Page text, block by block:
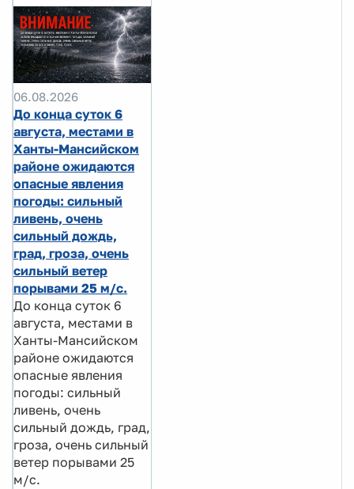
06.08.2026
До конца суток 6
августа, местами в
Ханты-Мансийском
районе ожидаются
опасные явления
погоды: сильный
ливень, очень
сильный дождь,
град, гроза, очень
сильный ветер
порывами 25 м/с.
До конца суток 6
августа, местами в
Ханты-Мансийском
районе ожидаются
опасные явления
погоды: сильный
ливень, очень
сильный дождь, град,
гроза, очень сильный
ветер порывами 25
м/с.